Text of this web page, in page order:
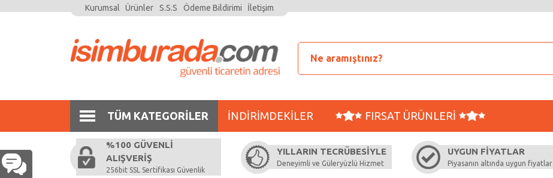
Kurumsal Ürünler S.S.S Ödeme Bildirimi İletişim
TÜM KATEGORILER İNDIRIMDEKILER FIRSAT ÜRÜNLERI
%100 GÜVENLI
ALIŞVERIŞ
256bit SSL Sertifikası Güvenlik
YILLARIN TECRÜBESIYLE
Deneyimli ve Güleryüzlü Hizmet
UYGUN FIYATLAR
Piyasanın altında uygun fiyatlar